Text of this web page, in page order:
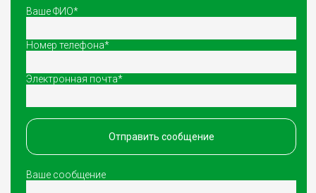
Ваше ФИО*
Номер телефона*
Электронная почта*
Отправить сообщение
Ваше сообщение